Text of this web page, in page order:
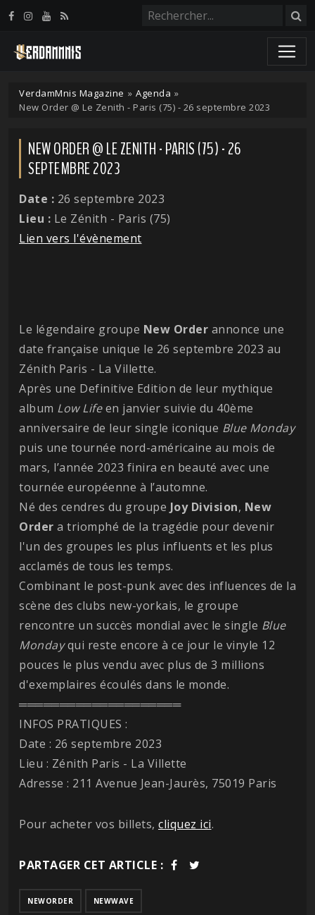
VerdamMnis Magazine » Agenda »
New Order @ Le Zenith - Paris (75) - 26 septembre 2023
NEW ORDER @ LE ZENITH - PARIS (75) - 26
SEPTEMBRE 2023
Date : 26 septembre 2023
Lieu : Le Zénith - Paris (75)
Lien vers l'évènement
Le légendaire groupe New Order annonce une
date française unique le 26 septembre 2023 au
Zénith Paris - La Villette.
Après une Definitive Edition de leur mythique
album Low Lifeen janvier suivie du 40ème
anniversaire de leur single iconique Blue Monday
puis une tournée nord-américaine au mois de
mars, l’année 2023 finira en beauté avec une
tournée européenne à l’automne.
Né des cendres du groupe Joy Division, New
Order a triomphé de la tragédie pour devenir
l'un des groupes les plus influents et les plus
acclamés de tous les temps.
Combinant le post-punk avec des influences de la
scène des clubs new-yorkais, le groupe
rencontre un succès mondial avec le single Blue
Mondayqui reste encore à ce jour le vinyle 12
pouces le plus vendu avec plus de 3 millions
d'exemplaires écoulés dans le monde.
════════════════════
INFOS PRATIQUES :
Date : 26 septembre 2023
Lieu : Zénith Paris - La Villette
Adresse : 211 Avenue Jean-Jaurès, 75019 Paris
Pour acheter vos billets, cliquez ici.
PARTAGER CET ARTICLE :
NEWORDER NEWWAVE
Panneau de gestion des cookies